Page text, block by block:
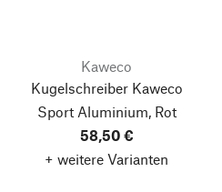
Kaweco
Kugelschreiber Kaweco
Sport Aluminium, Rot
58,50 €
+ weitere Varianten